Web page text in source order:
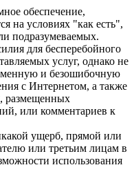
обеспечение,
на условиях "как есть",
подразумеваемых.
для бесперебойного
услуг, однако не
и безошибочную
с Интернетом, а также
размещенных
или комментариев к
ущерб, прямой или
или третьим лицам в
использования